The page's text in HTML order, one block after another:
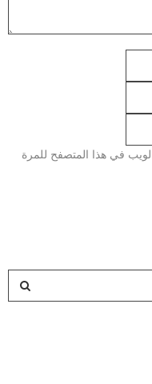
في هذا المتصفح للمرة